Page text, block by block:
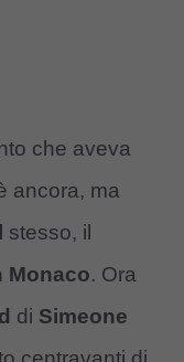
che aveva
ancora, ma
stesso, il
Monaco. Ora
di Simeone